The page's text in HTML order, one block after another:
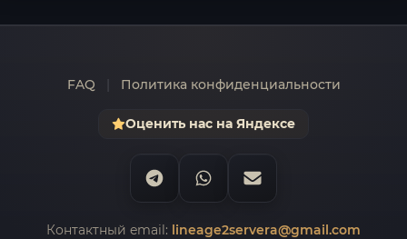
FAQ Политика конфиденциальности
Оценить нас на Яндексе
Контактный email: lineage2servera@gmail.com